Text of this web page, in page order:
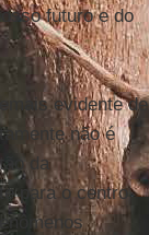
futuro e do
evidente de
não é
da
para o centro